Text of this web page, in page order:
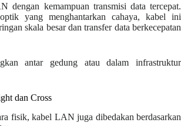
dengan kemampuan transmisi data tercepat.
yang menghantarkan cahaya, kabel ini
skala besar dan transfer data berkecepatan
antar gedung atau dalam infrastruktur
dan Cross
fisik, kabel LAN juga dibedakan berdasarkan